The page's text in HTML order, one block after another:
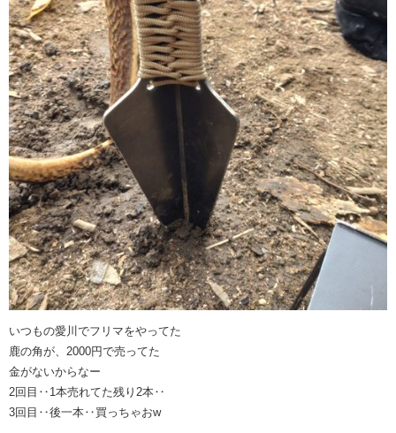
いつもの愛川でフリマをやってた
鹿の角が、2000円で売ってた
金がないからなー
2回目‥1本売れてた残り2本‥
3回目‥後一本‥買っちゃおw